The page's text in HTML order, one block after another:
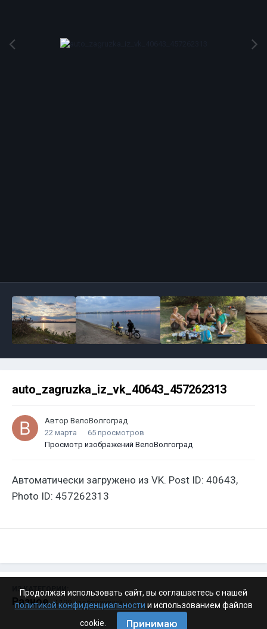
auto_zagruzka_iz_vk_40643_457262313
Автор ВелоВолгоград
22 марта
65 просмотров
Просмотр изображений ВелоВолгоград
Автоматически загружено из VK. Post ID: 40643,
Photo ID: 457262313
ИЗ КАТЕГОРИИ:
Разное · 4 199 изображений
Продолжая использовать сайт, вы соглашаетесь с нашей
политикой конфиденциальности и использованием файлов
cookie.
Принимаю